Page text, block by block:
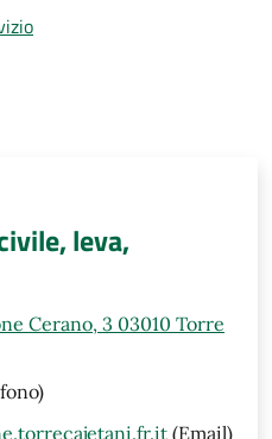
leva,
Cerano, 3 03010 Torre
(Email)